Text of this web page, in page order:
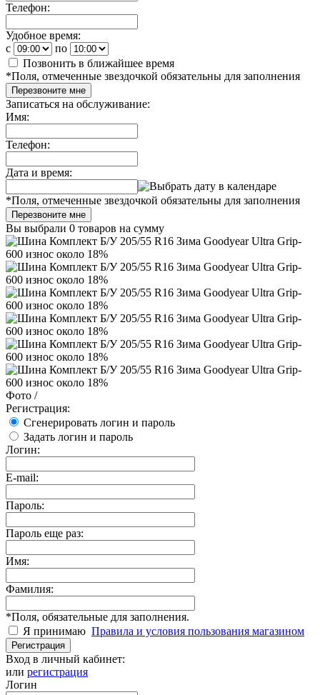
Телефон:
Удобное время:
c
по
Позвонить в ближайшее время
*Поля, отмеченные звездочкой обязательны для заполнения
Перезвоните мне
Записаться на обслуживание:
Имя:
Телефон:
Дата и время:
*Поля, отмеченные звездочкой обязательны для заполнения
Перезвоните мне
Вы выбрали 0 товаров на сумму
Фото /
Регистрация:
Сгенерировать логин и пароль
Задать логин и пароль
Логин:
E-mail:
Пароль:
Пароль еще раз:
Имя:
Фамилия:
*Поля, обязательные для заполнения.
Я принимаю Правила и условия пользования магазином
Регистрация
Вход в личный кабинет:
или регистрация
Логин